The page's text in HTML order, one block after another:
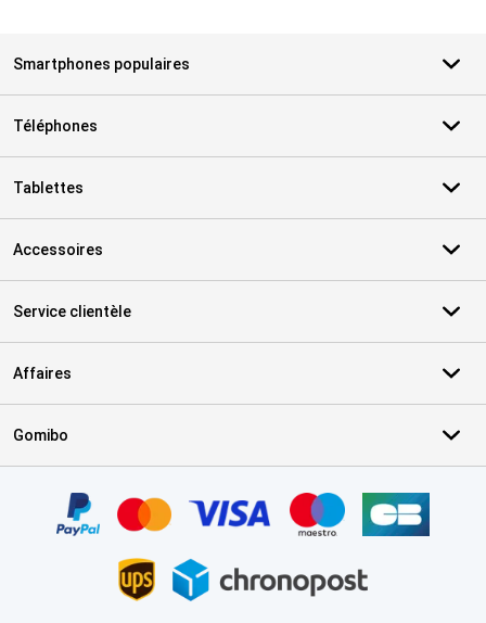
Smartphones populaires
Téléphones
Tablettes
Accessoires
Service clientèle
Affaires
Gomibo